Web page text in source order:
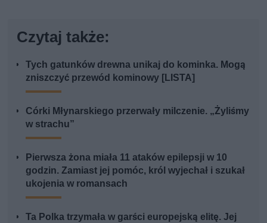
Czytaj także:
Tych gatunków drewna unikaj do kominka. Mogą
zniszczyć przewód kominowy [LISTA]
Córki Młynarskiego przerwały milczenie. „Żyliśmy
w strachu”
Pierwsza żona miała 11 ataków epilepsji w 10
godzin. Zamiast jej pomóc, król wyjechał i szukał
ukojenia w romansach
Ta Polka trzymała w garści europejską elitę. Jej